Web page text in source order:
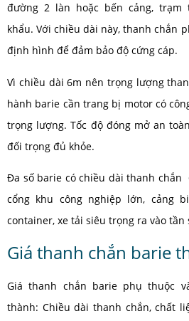
đường 2 làn hoặc bến cảng, trạm
khẩu. Với chiều dài này, thanh chắn
định hình để đảm bảo độ cứng cáp.
Vì chiều dài 6m nên trọng lượng
hành barie cần trang bị motor có
trọng lượng. Tốc độ đóng mở an
đối trọng đủ khỏe.
Đa số barie có chiều dài thanh
cổng khu công nghiệp lớn, cảng
container, xe tải siêu trọng ra vào tần
Giá thanh chắn barie
Giá thanh chắn barie phụ thuộc
thành: Chiều dài thanh chắn, chất